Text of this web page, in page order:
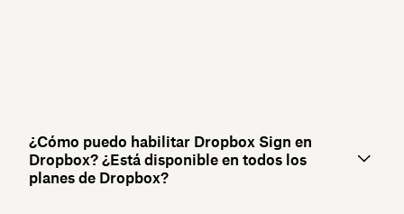
¿Cómo puedo habilitar Dropbox Sign en
Dropbox? ¿Está disponible en todos los
planes de Dropbox?